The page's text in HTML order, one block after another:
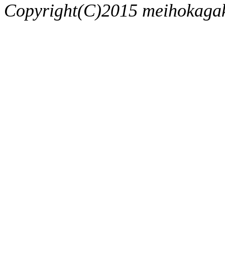
Copyright(C)2015